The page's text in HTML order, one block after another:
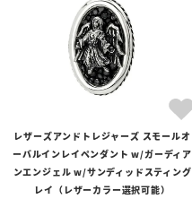
レザーズアンドトレジャーズ スモールオ
ーバルインレイペンダント w/ガーディア
ンエンジェル w/サンディッドスティング
レイ（レザーカラー選択可能）